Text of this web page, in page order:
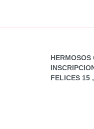
HERMOSOS
FELICES 15